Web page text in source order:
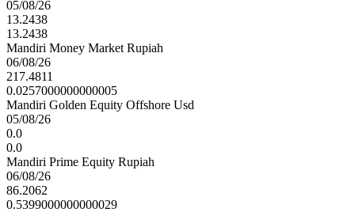
05/08/26
13.2438
13.2438
Mandiri Money Market Rupiah
06/08/26
217.4811
0.0257000000000005
Mandiri Golden Equity Offshore Usd
05/08/26
0.0
0.0
Mandiri Prime Equity Rupiah
06/08/26
86.2062
0.5399000000000029